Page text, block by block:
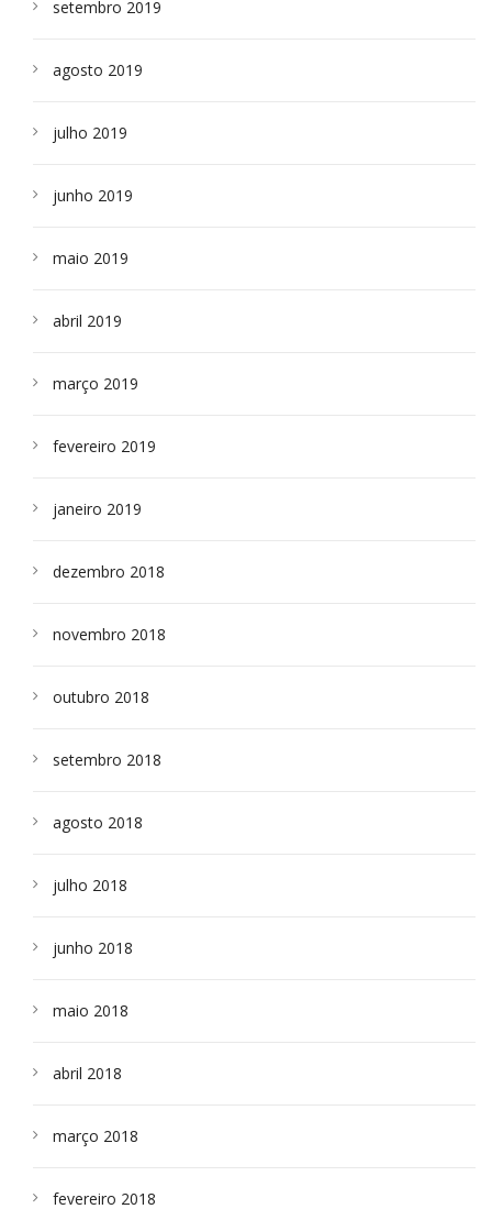
setembro 2019
agosto 2019
julho 2019
junho 2019
maio 2019
abril 2019
março 2019
fevereiro 2019
janeiro 2019
dezembro 2018
novembro 2018
outubro 2018
setembro 2018
agosto 2018
julho 2018
junho 2018
maio 2018
abril 2018
março 2018
fevereiro 2018